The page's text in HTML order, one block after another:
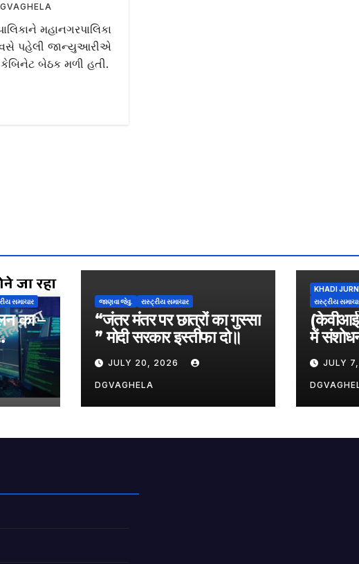
મહાનગરપાલિકા
પહેલી જાન્યુઆરીએ
બેઠક મળી હતી.
સમાચાર
का –
).
જાણવા જેવુ. રાસ્ટ્રીય સમાચાર
“जंतर मंतर पर छात्रों का गुस्सा
” मोदी सरकार इस्तीफा दो॥
JULY 20, 2026
DGVAGHELA
KHADI
રાસ્ટ્રીય
में
……JULY